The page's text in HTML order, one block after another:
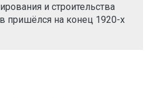
и строительства
пришёлся на конец 1920-х